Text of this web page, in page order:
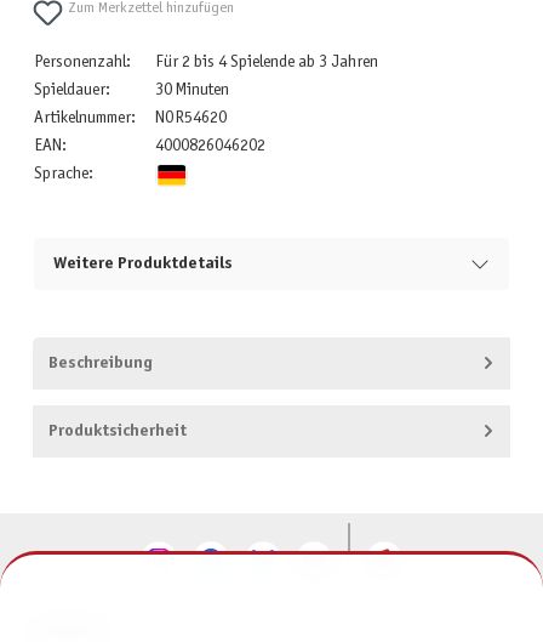
Zum Merkzettel hinzufügen
Personenzahl:
Für 2 bis 4 Spielende ab 3 Jahren
Spieldauer:
30 Minuten
Artikelnummer:
NOR54620
EAN:
4000826046202
Sprache:
Weitere Produktdetails
Beschreibung
Produktsicherheit